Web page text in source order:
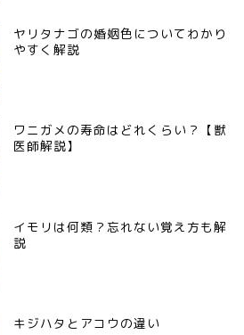
ヤリタナゴの婚姻色についてわかり
やすく解説
ワニガメの寿命はどれくらい？【獣
医師解説】
イモリは何類？忘れない覚え方も解
説
キジハタとアコウの違い